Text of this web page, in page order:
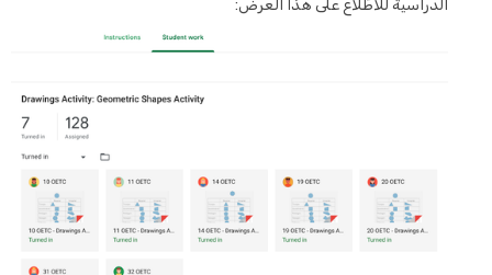
الدراسية للاطّلاع على هذا العرض: